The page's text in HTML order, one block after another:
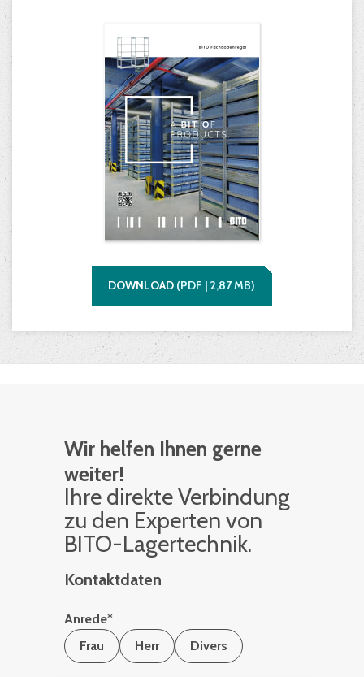
DOWNLOAD (PDF | 2,87MB)
Wir helfen Ihnen gerne
weiter!
Ihre di­rek­te Ver­bin­dung
zu den Ex­per­ten von
BITO-La­ger­tech­nik.
Kontaktdaten
Anrede*
Frau
Herr Divers